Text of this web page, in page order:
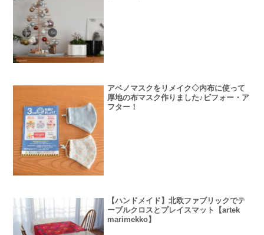
アベノマスクをリメイク◇内布に使って
厚地の布マスク作りました♪ビフォー・ア
フター！
【ハンドメイド】北欧ファブリックでテ
ーブルクロスとプレイスマット【artek
marimekko】